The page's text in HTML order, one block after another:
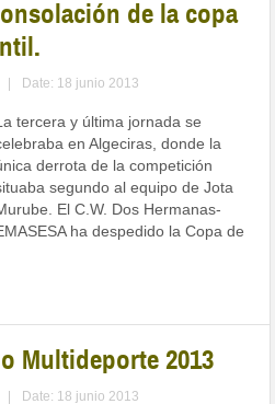
| Date: 18 junio 2013
tercera y última jornada se
celebraba en Algeciras, donde la
derrota de la competición
situaba segundo al equipo de Jota
El C.W. Dos Hermanas-
ha despedido la Copa de
Multideporte 2013
| Date: 18 junio 2013